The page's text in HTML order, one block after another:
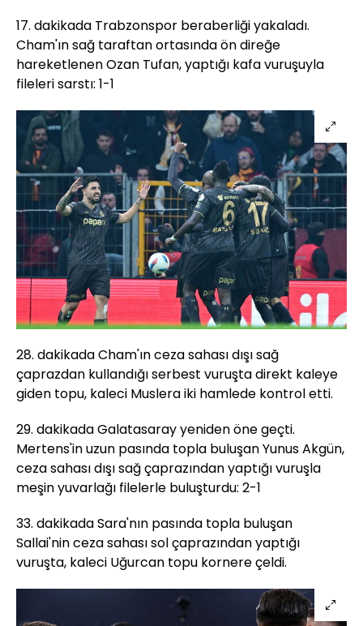
17. dakikada Trabzonspor beraberliği yakaladı.
Cham'ın sağ taraftan ortasında ön direğe
hareketlenen Ozan Tufan, yaptığı kafa vuruşuyla
fileleri sarstı: 1-1
28. dakikada Cham'ın ceza sahası dışı sağ
çaprazdan kullandığı serbest vuruşta direkt kaleye
giden topu, kaleci Muslera iki hamlede kontrol etti.
29. dakikada Galatasaray yeniden öne geçti.
Mertens'in uzun pasında topla buluşan Yunus Akgün,
ceza sahası dışı sağ çaprazından yaptığı vuruşla
meşin yuvarlağı filelerle buluşturdu: 2-1
33. dakikada Sara'nın pasında topla buluşan
Sallai'nin ceza sahası sol çaprazından yaptığı
vuruşta, kaleci Uğurcan topu kornere çeldi.